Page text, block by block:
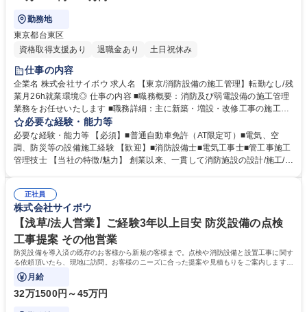
勤務地
東京都台東区
資格取得支援あり
退職金あり 土日祝休み
仕事の内容
企業名 株式会社サイボウ 求人名 【東京/消防設備の施工管理】転勤なし/残
業月26h就業環境◎ 仕事の内容 ■職務概要：消防及び弱電設備の施工管理
業務をお任せいたします ■職務詳細：主に新築・増設・改修工事の施工管
理をお任せします（メリハリ付けて働くことが出来る環境です。）変更範
囲：原則なし 過去中途入社後3年で係長まで昇進した社員もいるフラット
社風です。 ■担当物件：主に公民館・学校・市役所等の公営施設から、ビ
ル、マンション、アパート、工場、病院、福祉施設など多岐にわたりま
やかな組織であり、横のつながりが強く、メリハリ付けて働くことが出来
る環境です。 募集職種 【東京/消防設備の施工管理】転勤なし/残業月26h
就業環境◎
必要な経験・能力等
必要な経験・能力等 【必須】■普通自動車免許（AT限定可）■電気、空
調、防災等の設備施工経験 【歓迎】■消防設備士■電気工事士■管工事施工
管理技士 【当社の特徴/魅力】 創業以来、一貫して消防施設の設計/施工/点
トップクラスの実績を持っています。中途入社の方も非常に多いので、安
心して就業可能な環境です。 学歴・資格 学歴：大学院 大学 高専 短大 専
修学校 高校 語学力： 資格：第一種運転免許普通自動車
正社員
株式会社サイボウ
【浅草/法人営業】ご経験3年以上目安 防災設備の点検
工事提案 その他営業
防災設備を導入済の既存のお客様から新規の客様まで。点検や消防設備と設置工事に関す
る依頼頂いたら、現地に訪問。お客様のニーズに合った提案や見積もりをご案内します。
またお客様をご紹介頂いたりもしますので
月給
32万1500円～45万円